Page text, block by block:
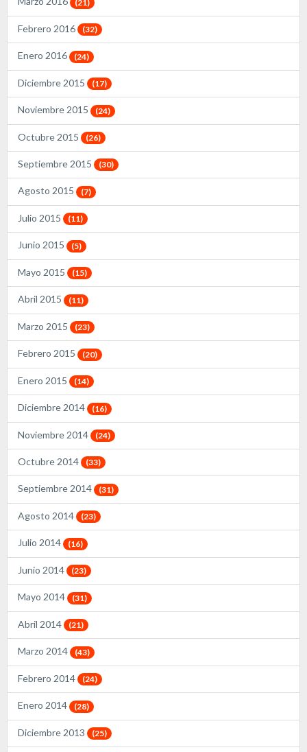
(21)
Febrero 2016 (32)
Enero 2016 (24)
Diciembre 2015 (17)
Noviembre 2015 (24)
Octubre 2015 (26)
Septiembre 2015 (30)
Agosto 2015 (7)
Julio 2015 (11)
Junio 2015 (5)
Mayo 2015 (15)
Abril 2015 (11)
Marzo 2015 (23)
Febrero 2015 (20)
Enero 2015 (14)
Diciembre 2014 (16)
Noviembre 2014 (24)
Octubre 2014 (33)
Septiembre 2014 (31)
Agosto 2014 (23)
Julio 2014 (16)
Junio 2014 (23)
Mayo 2014 (31)
Abril 2014 (21)
Marzo 2014 (43)
Febrero 2014 (24)
Enero 2014 (28)
Diciembre 2013 (25)